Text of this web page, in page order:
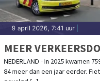
9 april 2026, 7:41 uur
MEER
NEDERLAND - In 2025 kwamen
84 meer dan een jaar eerder.